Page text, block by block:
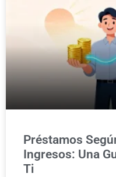
Préstamos
Ingresos: Una
Ti